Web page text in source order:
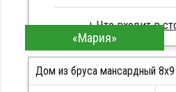
Брус камерной сушки
Стропила, балки 50х200 мм
«Мария»
Дом из бруса мансардный 8x9